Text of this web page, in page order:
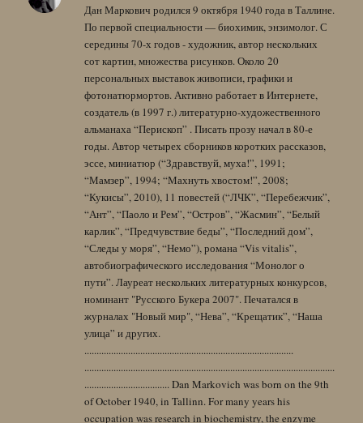
Дан Маркович родился 9 октября 1940 года в Таллине.
По первой специальности — биохимик, энзимолог. С
середины 70-х годов - художник, автор нескольких
сот картин, множества рисунков. Около 20
персональных выставок живописи, графики и
фотонатюрмортов. Активно работает в Интернете,
создатель (в 1997 г.) литературно-художественного
альманаха “Перископ” . Писать прозу начал в 80-е
годы. Автор четырех сборников коротких рассказов,
эссе, миниатюр (“Здравствуй, муха!”, 1991;
“Мамзер”, 1994; “Махнуть хвостом!”, 2008;
“Кукисы”, 2010), 11 повестей (“ЛЧК”, “Перебежчик”,
“Ант”, “Паоло и Рем”, “Остров”, “Жасмин”, “Белый
карлик”, “Предчувствие беды”, “Последний дом”,
“Следы у моря”, “Немо”), романа “Vis vitalis”,
автобиографического исследования “Монолог о
пути”. Лауреат нескольких литературных конкурсов,
номинант "Русского Букера 2007". Печатался в
журналах "Новый мир", “Нева”, “Крещатик”, “Наша
улица” и других.
......................................................................................
.......................................................................................................
................................... Dan Markovich was born on the 9th
of October 1940, in Tallinn. For many years his
occupation was research in biochemistry, the enzyme